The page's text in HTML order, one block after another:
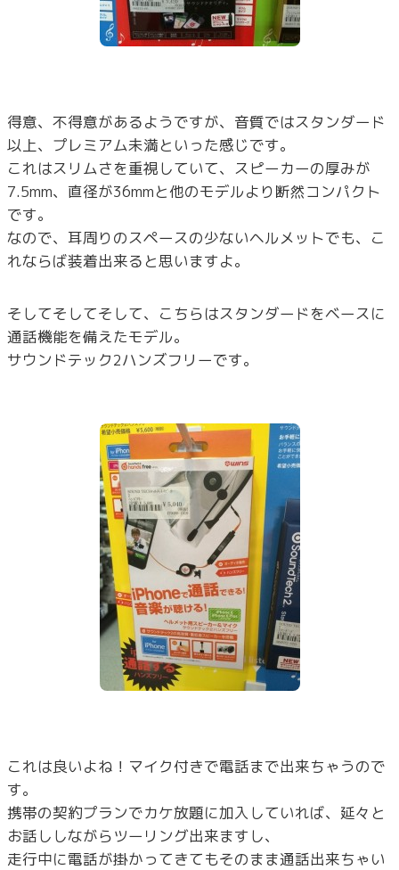
得意、不得意があるようですが、音質ではスタンダード
以上、プレミアム未満といった感じです。
これはスリムさを重視していて、スピーカーの厚みが
7.5mm、直径が36mmと他のモデルより断然コンパクト
です。
なので、耳周りのスペースの少ないヘルメットでも、こ
れならば装着出来ると思いますよ。
そしてそしてそして、こちらはスタンダードをベースに
通話機能を備えたモデル。
サウンドテック2ハンズフリーです。
これは良いよね！マイク付きで電話まで出来ちゃうので
す。
携帯の契約プランでカケ放題に加入していれば、延々と
お話ししながらツーリング出来ますし、
走行中に電話が掛かってきてもそのまま通話出来ちゃい